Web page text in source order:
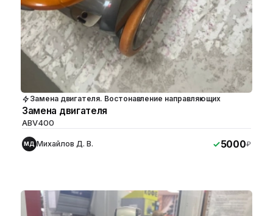
Замена двигателя. Востонавление направляющих
Замена двигателя
ABV400
МД Михайлов Д. В. 5000₽